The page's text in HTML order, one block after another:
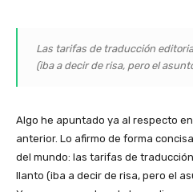
Las tarifas de traducción
(iba a decir de risa, pero el
Algo he apuntado ya al respecto
anterior. Lo afirmo de forma
del mundo: las tarifas de
llanto (iba a decir de risa, pero el